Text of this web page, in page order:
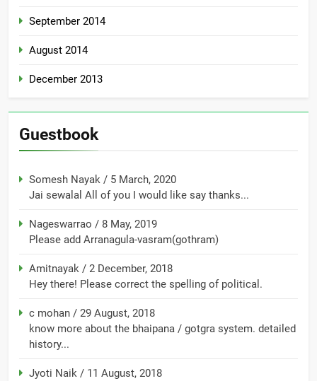
September 2014
August 2014
December 2013
Guestbook
Somesh Nayak / 5 March, 2020
Jai sewalal All of you I would like say thanks...
Nageswarrao / 8 May, 2019
Please add Arranagula-vasram(gothram)
Amitnayak / 2 December, 2018
Hey there! Please correct the spelling of political.
c mohan / 29 August, 2018
know more about the bhaipana / gotgra system. detailed
history...
Jyoti Naik / 11 August, 2018